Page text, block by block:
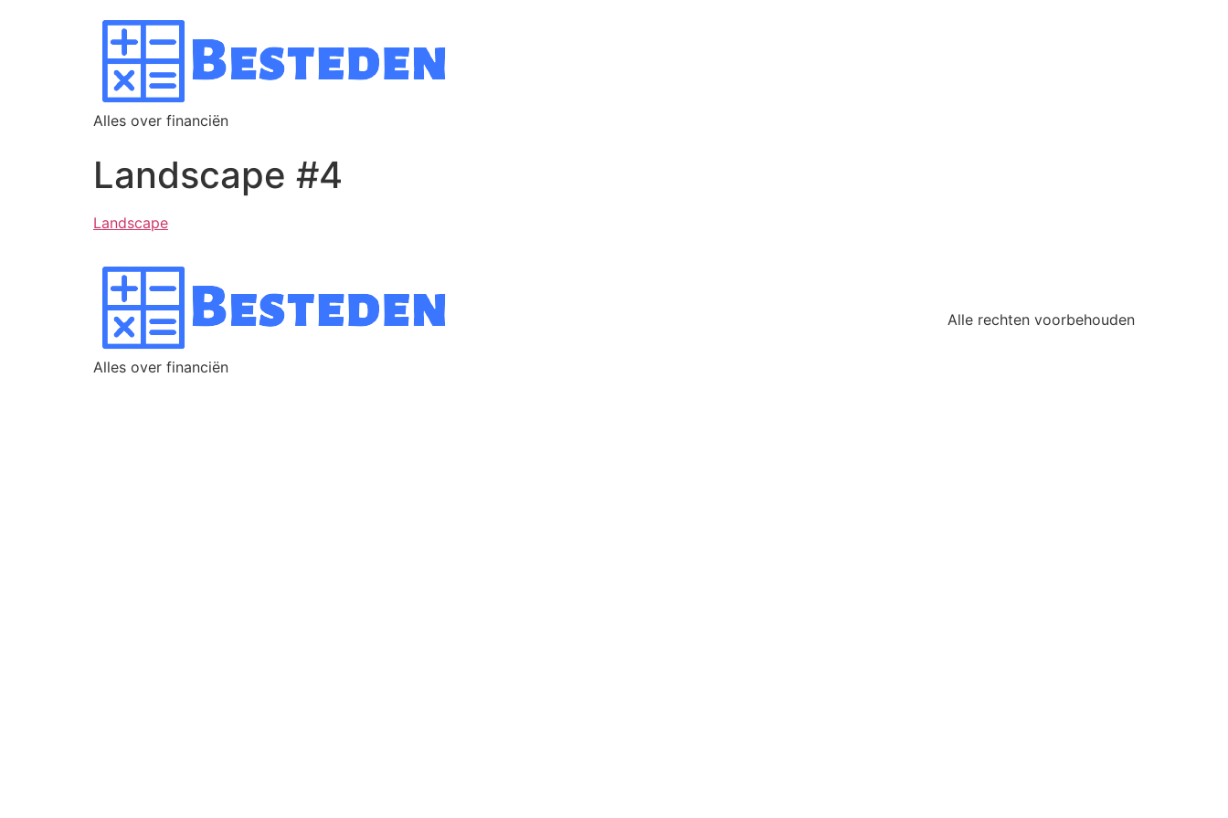
Alles over financiën
Landscape #4
Landscape
Alles over financiën
Alle rechten voorbehouden